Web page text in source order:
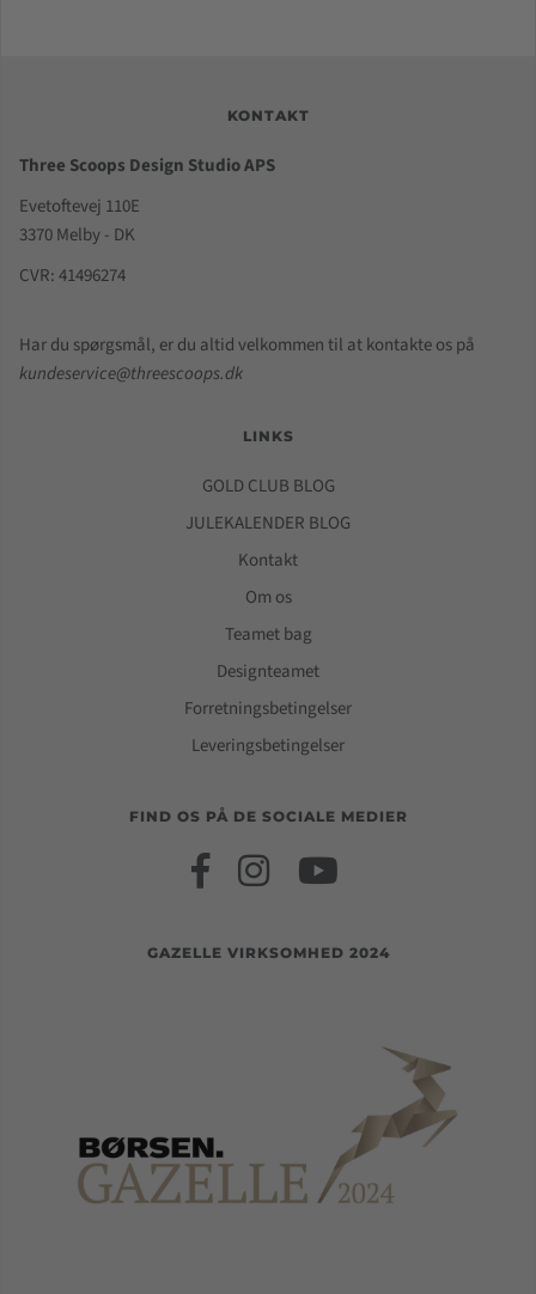
KONTAKT
Three Scoops Design Studio APS
Evetoftevej 110E
3370 Melby - DK
CVR: 41496274
Har du spørgsmål, er du altid velkommen til at kontakte os på
kundeservice@threescoops.dk
LINKS
GOLD CLUB BLOG
JULEKALENDER BLOG
Kontakt
Om os
Teamet bag
Designteamet
Forretningsbetingelser
Leveringsbetingelser
FIND OS PÅ DE SOCIALE MEDIER
GAZELLE VIRKSOMHED 2024